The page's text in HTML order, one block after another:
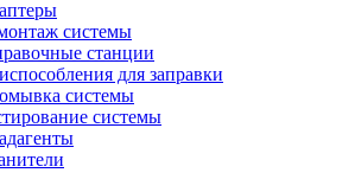
системы
станции
для заправки
системы
системы